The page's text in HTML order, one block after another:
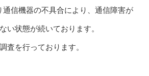
通信機器の不具合により、通信障害が
い状態が続いております。
査を行っております。